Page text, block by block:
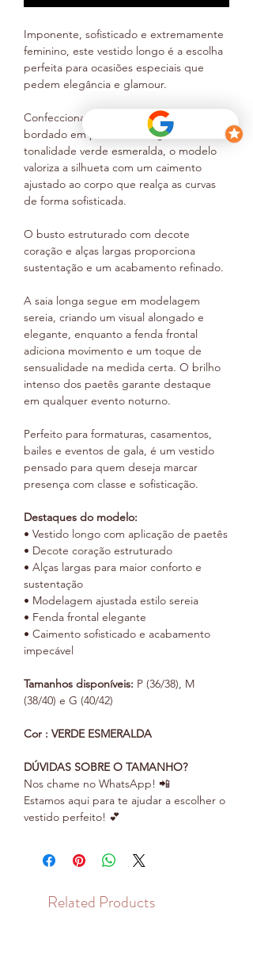
Imponente, sofisticado e extremamente
feminino, este vestido longo é a escolha
perfeita para ocasiões especiais que
pedem elegância e glamour.
Confeccionado em tecido totalmente
bordado em paetês na elegante
tonalidade verde esmeralda, o modelo
valoriza a silhueta com um caimento
ajustado ao corpo que realça as curvas
de forma sofisticada.
O busto estruturado com decote
coração e alças largas proporciona
sustentação e um acabamento refinado.
A saia longa segue em modelagem
sereia, criando um visual alongado e
elegante, enquanto a fenda frontal
adiciona movimento e um toque de
sensualidade na medida certa. O brilho
intenso dos paetês garante destaque
em qualquer evento noturno.
Perfeito para formaturas, casamentos,
bailes e eventos de gala, é um vestido
pensado para quem deseja marcar
presença com classe e sofisticação.
Destaques do modelo:
• Vestido longo com aplicação de paetês
• Decote coração estruturado
• Alças largas para maior conforto e
sustentação
• Modelagem ajustada estilo sereia
• Fenda frontal elegante
• Caimento sofisticado e acabamento
impecável
Tamanhos disponíveis: P (36/38), M
(38/40) e G (40/42)
Cor : VERDE ESMERALDA
DÚVIDAS SOBRE O TAMANHO?
Nos chame no WhatsApp! 📲
Estamos aqui para te ajudar a escolher o
vestido perfeito! 💕
Related Products